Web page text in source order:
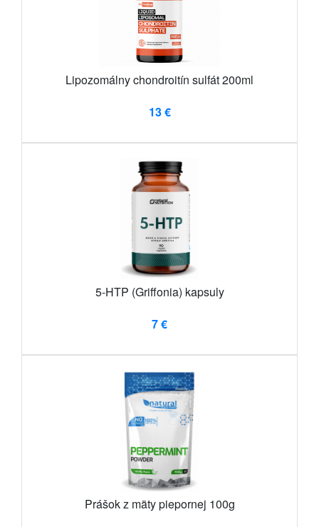
Lipozomálny chondroitín sulfát 200ml
13 €
5-HTP (Griffonia) kapsuly
7 €
Prášok z mäty piepornej 100g